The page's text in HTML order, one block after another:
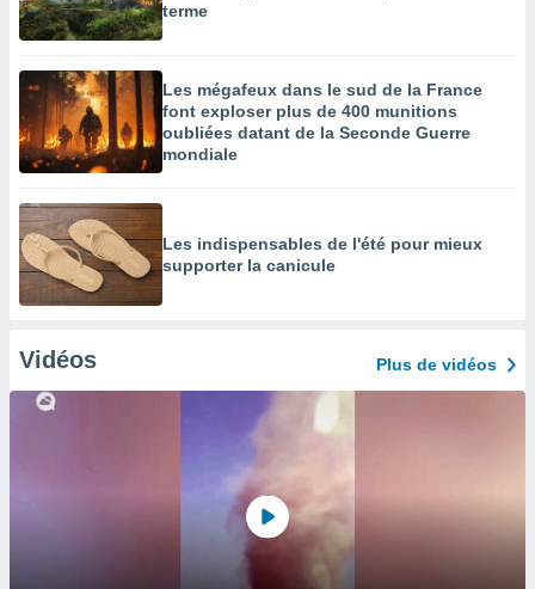
terme
Les mégafeux dans le sud de la France
font exploser plus de 400 munitions
oubliées datant de la Seconde Guerre
mondiale
Les indispensables de l'été pour mieux
supporter la canicule
Vidéos Plus de vidéos